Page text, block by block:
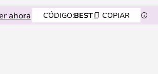
ahora CÓDIGO:BEST COPIAR